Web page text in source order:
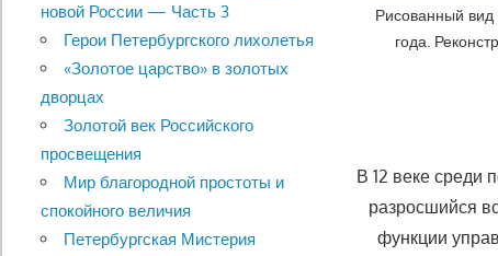
Рисованный вид
года.
В 12 веке среди
разросшийся
функции
новой России — Часть 3
Герои Петербургского лихолетья
«Золотое царство» в золотых
дворцах
Золотой век Российского
просвещения
Мир благородной простоты и
спокойного величия
Петербургская Мистерия